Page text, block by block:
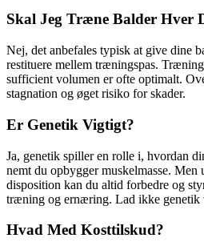
Skal Jeg Træne Balder Hver
Nej, det anbefales typisk at give dine
restituere mellem træningspas.
sufficient volumen er ofte optimalt.
stagnation og øget risiko for skader.
Er Genetik Vigtigt?
Ja, genetik spiller en rolle i, hvordan
nemt du opbygger muskelmasse. Men
disposition kan du altid forbedre og
træning og ernæring. Lad ikke
Hvad Med Kosttilskud?